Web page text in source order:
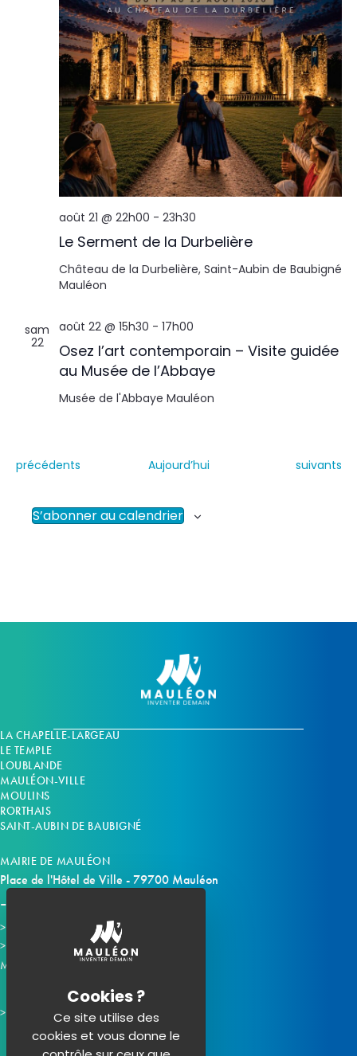
Le Serment de la Durbelière
août 21 @ 22h00 - 23h30
Château de la Durbelière, Saint-Aubin de Baubigné
Mauléon
sam
22
Osez l’art contemporain – Visite guidée
au Musée de l’Abbaye
août 22 @ 15h30 - 17h00
Musée de l'Abbaye Mauléon
É
précédents Aujourd’hui
É
suivants
S’abonner au calendrier
LA CHAPELLE-LARGEAU
LE TEMPLE
LOUBLANDE
MAULÉON-VILLE
MOULINS
RORTHAIS
SAINT-AUBIN DE BAUBIGNÉ
MAIRIE DE MAULÉON
Place de l'Hôtel de Ville - 79700 Mauléon
Horaires d'ouverture
Contacter la mairie
Mauléon sur les réseaux :
Ce site utilise des
cookies et vous donne le